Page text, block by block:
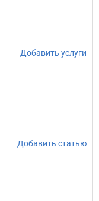
Добавить услуги
Добавить статью